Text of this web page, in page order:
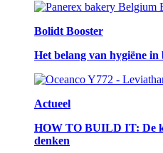
Bolidt Booster
Het belang van hygiëne
Actueel
HOW TO BUILD IT: De
denken